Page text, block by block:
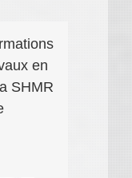
en
SHMR